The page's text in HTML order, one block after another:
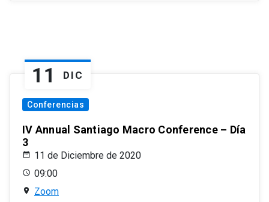
11 DIC
Conferencias
IV Annual Santiago Macro Conference – Día
3
11 de Diciembre de 2020
09:00
Zoom